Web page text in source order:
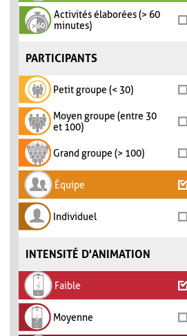
Activités élaborées (> 60
minutes)
PARTICIPANTS
Petit groupe (< 30)
Moyen groupe (entre 30
et 100)
Grand groupe (> 100)
Équipe
Individuel
INTENSITÉ D'ANIMATION
Faible
Moyenne